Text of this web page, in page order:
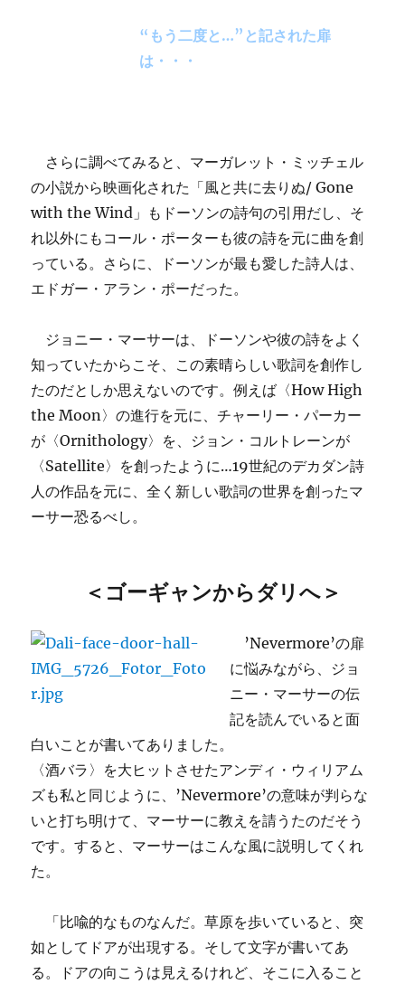
“もう二度と…”と記された扉
は・・・
さらに調べてみると、マーガレット・ミッチェル
の小説から映画化された「風と共に去りぬ/ Gone
with the Wind」もドーソンの詩句の引用だし、そ
れ以外にもコール・ポーターも彼の詩を元に曲を創
っている。さらに、ドーソンが最も愛した詩人は、
エドガー・アラン・ポーだった。
ジョニー・マーサーは、ドーソンや彼の詩をよく
知っていたからこそ、この素晴らしい歌詞を創作し
たのだとしか思えないのです。例えば〈How High
the Moon〉の進行を元に、チャーリー・パーカー
が〈Ornithology〉を、ジョン・コルトレーンが
〈Satellite〉を創ったように…19世紀のデカダン詩
人の作品を元に、全く新しい歌詞の世界を創ったマ
ーサー恐るべし。
＜ゴーギャンからダリへ＞
’Nevermore’の扉
に悩みながら、ジョ
ニー・マーサーの伝
記を読んでいると面
白いことが書いてありました。
〈酒バラ〉を大ヒットさせたアンディ・ウィリアム
ズも私と同じように、’Nevermore’の意味が判らな
いと打ち明けて、マーサーに教えを請うたのだそう
です。すると、マーサーはこんな風に説明してくれ
た。
「比喩的なものなんだ。草原を歩いていると、突
如としてドアが出現する。そして文字が書いてあ
る。ドアの向こうは見えるけれど、そこに入ること